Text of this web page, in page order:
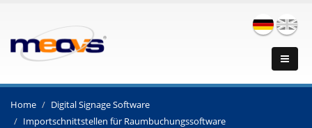
Home
Digital Signage Software
Importschnittstellen für Raumbuchungssoftware